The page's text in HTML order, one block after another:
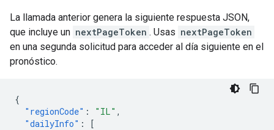
La llamada anterior genera la siguiente respuesta JSON,
que incluye un nextPageToken . Usas nextPageToken
en una segunda solicitud para acceder al día siguiente en el
pronóstico.
{
"regionCode" : "IL" ,
"dailyInfo" :
[